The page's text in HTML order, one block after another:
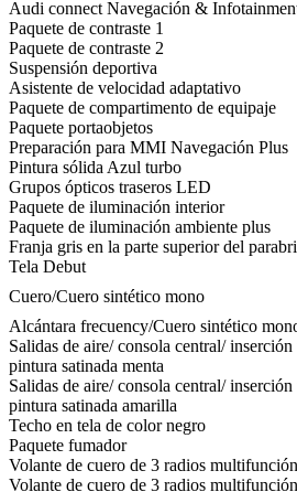
Audi connect Navegación &
Paquete de contraste 1
Paquete de contraste 2
Suspensión deportiva
Asistente de velocidad adaptativo
Paquete de compartimento de equipaje
Paquete portaobjetos
Preparación para MMI Navegación Plus
Pintura sólida Azul turbo
Grupos ópticos traseros LED
Paquete de iluminación interior
Paquete de iluminación ambiente plus
Franja gris en la parte superior del
Tela Debut
Cuero/Cuero sintético mono
Alcántara frecuency/Cuero sintético
Salidas de aire/ consola central/
pintura satinada menta
Salidas de aire/ consola central/
pintura satinada amarilla
Techo en tela de color negro
Paquete fumador
Volante de cuero de 3 radios
Volante de cuero de 3 radios